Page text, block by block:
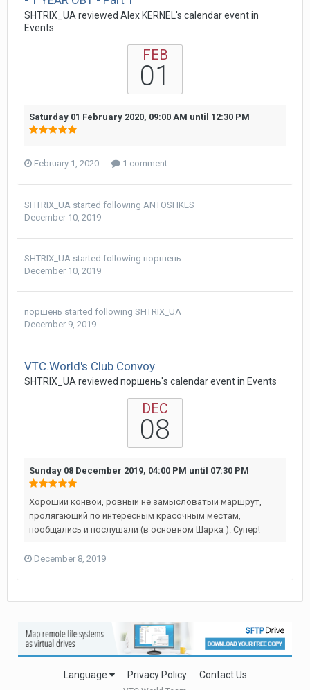
SHTRIX_UA reviewed Alex KERNEL's calendar event in
Events
FEB
01
Saturday 01 February 2020, 09:00 AM until 12:30 PM
February 1, 2020 1 comment
SHTRIX_UA started following ANTOSHKES
December 10, 2019
SHTRIX_UA started following поршень
December 10, 2019
поршень started following SHTRIX_UA
December 9, 2019
VTC.World's Club Convoy
SHTRIX_UA reviewed поршень's calendar event in Events
DEC
08
Sunday 08 December 2019, 04:00 PM until 07:30 PM
Хороший конвой, ровный не замысловатый маршрут,
пролягающий по интересным красочным местам,
пообщались и послушали (в основном Шарка ). Супер!
December 8, 2019
Language Privacy Policy Contact Us